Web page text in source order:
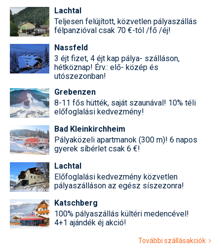
Lachtal
Teljesen felújított, közvetlen pályaszállás
félpanzióval csak 70 €-tól /fő /éj!
Nassfeld
3 éjt fizet, 4 éjt kap pálya- szálláson,
hétköznap! Érv.: elő- közép és
utószezonban!
Grebenzen
8-11 fős hütték, saját szaunával! 10% téli
előfoglalási kedvezmény!
Bad Kleinkirchheim
Pályaközeli apartmanok (300 m)! 6 napos
gyerek síbérlet csak 6 €!
Lachtal
Előfoglalási kedvezmény közvetlen
pályaszálláson az egész síszezonra!
Katschberg
100% pályaszállás kültéri medencével!
4+1 ajándék éj akció!
További szállásakciók